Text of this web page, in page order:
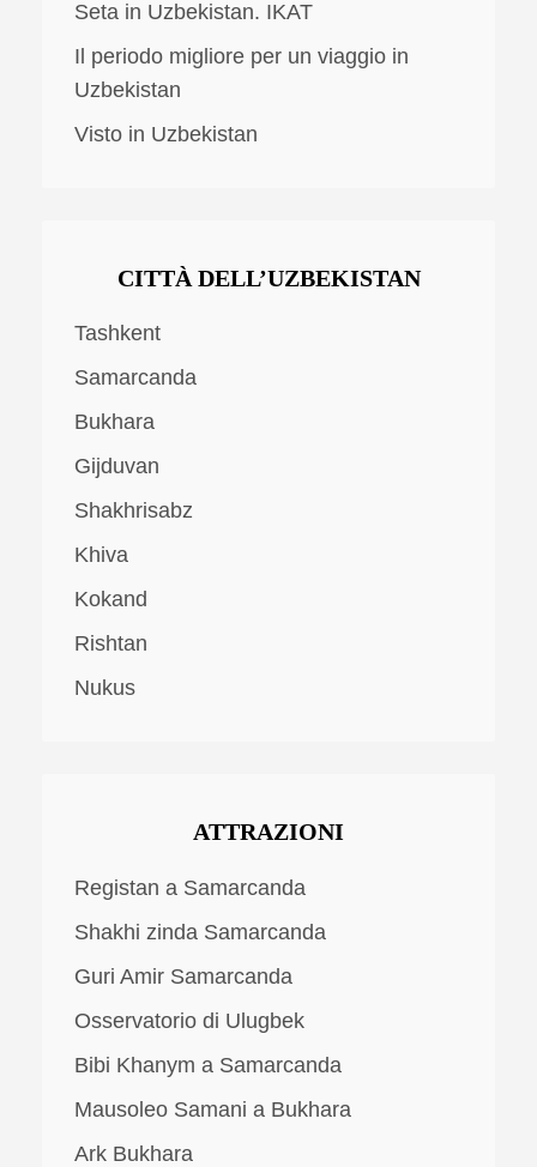
Seta in Uzbekistan. IKAT
Il periodo migliore per un viaggio in
Uzbekistan
Visto in Uzbekistan
CITTÀ DELL’UZBEKISTAN
Tashkent
Samarcanda
Bukhara
Gijduvan
Shakhrisabz
Khiva
Kokand
Rishtan
Nukus
ATTRAZIONI
Registan a Samarcanda
Shakhi zinda Samarcanda
Guri Amir Samarcanda
Osservatorio di Ulugbek
Bibi Khanym a Samarcanda
Mausoleo Samani a Bukhara
Ark Bukhara